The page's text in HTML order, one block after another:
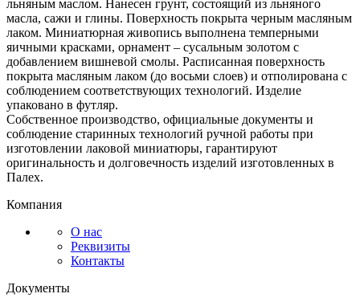
льняным маслом. Нанесен грунт, состоящий из льняного
масла, сажи и глины. Поверхность покрыта черным масляным
лаком. Миниатюрная живопись выполнена темперными
яичными красками, орнамент – сусальным золотом с
добавлением вишневой смолы. Расписанная поверхность
покрыта масляным лаком (до восьми слоев) и отполирована с
соблюдением соответствующих технологий. Изделие
упаковано в футляр.
Собственное производство, официальные документы и
соблюдение старинных технологий ручной работы при
изготовлении лаковой миниатюры, гарантируют
оригинальность и долговечность изделий изготовленных в
Палех.
Компания
О нас
Реквизиты
Контакты
Документы